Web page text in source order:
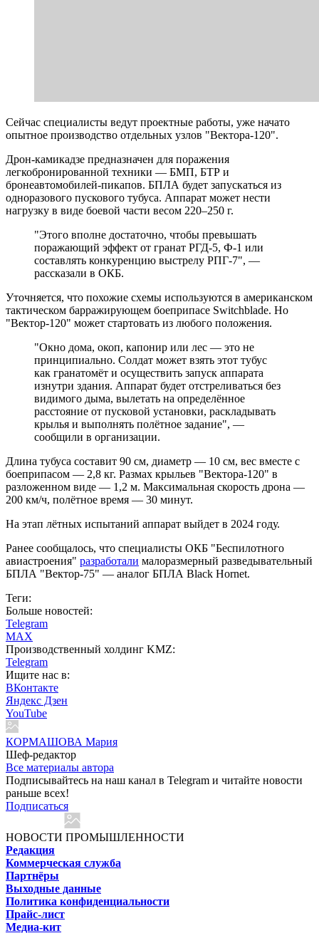
Сейчас специалисты ведут проектные работы, уже начато
опытное производство отдельных узлов "Вектора-120".
Дрон-камикадзе предназначен для поражения
легкобронированной техники — БМП, БТР и
бронеавтомобилей-пикапов. БПЛА будет запускаться из
одноразового пускового тубуса. Аппарат может нести
нагрузку в виде боевой части весом 220–250 г.
"Этого вполне достаточно, чтобы превышать
поражающий эффект от гранат РГД-5, Ф-1 или
составлять конкуренцию выстрелу РПГ-7", —
рассказали в ОКБ.
Уточняется, что похожие схемы используются в американском
тактическом барражирующем боеприпасе Switchblade. Но
"Вектор-120" может стартовать из любого положения.
"Окно дома, окоп, капонир или лес — это не
принципиально. Солдат может взять этот тубус
как гранатомёт и осуществить запуск аппарата
изнутри здания. Аппарат будет отстреливаться без
видимого дыма, вылетать на определённое
расстояние от пусковой установки, раскладывать
крылья и выполнять полётное задание", —
сообщили в организации.
Длина тубуса составит 90 см, диаметр — 10 см, вес вместе с
боеприпасом — 2,8 кг. Размах крыльев "Вектора-120" в
разложенном виде — 1,2 м. Максимальная скорость дрона —
200 км/ч, полётное время — 30 минут.
На этап лётных испытаний аппарат выйдет в 2024 году.
Ранее сообщалось, что специалисты ОКБ "Беспилотного
авиастроения" разработали малоразмерный разведывательный
БПЛА "Вектор-75" — аналог БПЛА Black Hornet.
Теги:
Больше новостей:
Telegram
MAX
Производственный холдинг KMZ:
Telegram
Ищите нас в:
ВКонтакте
Яндекс Дзен
YouTube
КОРМАШОВА Мария
Шеф-редактор
Все материалы автора
Подписывайтесь на наш канал в Telegram и читайте новости
раньше всех!
Подписаться
НОВОСТИ ПРОМЫШЛЕННОСТИ
Редакция
Коммерческая служба
Партнёры
Выходные данные
Политика конфиденциальности
Прайс-лист
Медиа-кит